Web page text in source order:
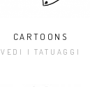
CARTOONS
VEDI I TATUAGGI